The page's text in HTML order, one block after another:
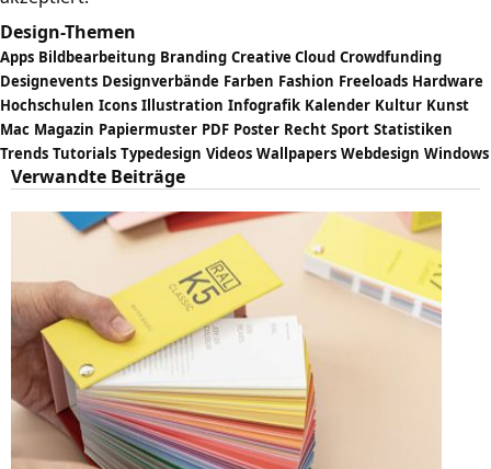
Design-Themen
Apps Bildbearbeitung Branding Creative Cloud Crowdfunding
Designevents Designverbände Farben Fashion Freeloads Hardware
Hochschulen Icons Illustration Infografik Kalender Kultur Kunst
Mac Magazin Papiermuster PDF Poster Recht Sport Statistiken
Trends Tutorials Typedesign Videos Wallpapers Webdesign Windows
Verwandte Beiträge